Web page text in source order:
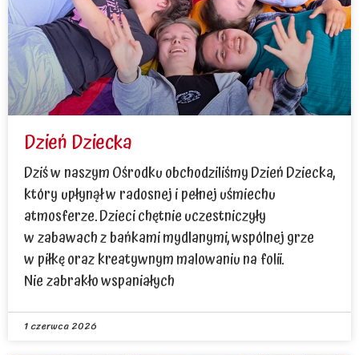
Dzień Dziecka
Dziś w naszym Ośrodku obchodziliśmy Dzień Dziecka,
który upłynął w radosnej i pełnej uśmiechu
atmosferze. Dzieci chętnie uczestniczyły
w zabawach z bańkami mydlanymi, wspólnej grze
w piłkę oraz kreatywnym malowaniu na folii.
Nie zabrakło wspaniałych
1 czerwca 2026